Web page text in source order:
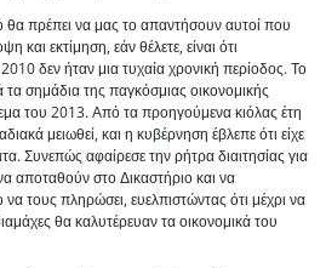
θα πρέπει να μας το απαντήσουν αυτοί που
εκτίμηση, εάν θέλετε, είναι ότι
δεν ήταν μια τυχαία χρονική περίοδος. Το
σημάδια της παγκόσμιας οικονομικής
του 2013. Από τα προηγούμενα κιόλας έτη
μειωθεί, και η κυβέρνηση έβλεπε ότι είχε
Συνεπώς αφαίρεσε την ρήτρα διαιτησίας για
αποταθούν στο Δικαστήριο και να
τους πληρώσει, ευελπιστώντας ότι μέχρι να
θα καλυτέρευαν τα οικονομικά του